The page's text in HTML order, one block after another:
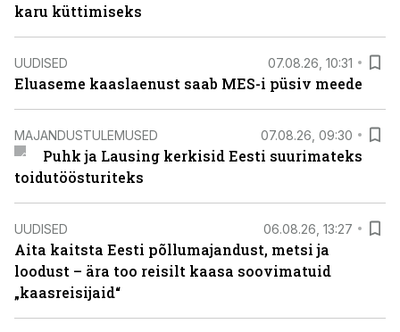
karu küttimiseks
UUDISED 07.08.26, 10:31
Eluaseme kaaslaenust saab MES-i püsiv meede
MAJANDUSTULEMUSED 07.08.26, 09:30
Puhk ja Lausing kerkisid Eesti suurimateks
toidutöösturiteks
UUDISED 06.08.26, 13:27
Aita kaitsta Eesti põllumajandust, metsi ja
loodust – ära too reisilt kaasa soovimatuid
„kaasreisijaid“